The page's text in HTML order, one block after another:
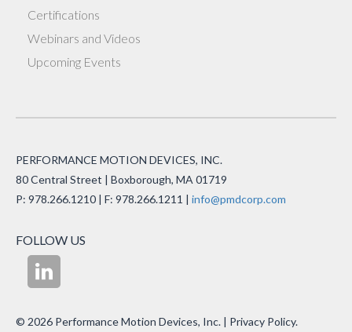
Certifications
Webinars and Videos
Upcoming Events
PERFORMANCE MOTION DEVICES, INC.
80 Central Street | Boxborough, MA 01719
P: 978.266.1210 | F: 978.266.1211 | info@pmdcorp.com
FOLLOW US
© 2026 Performance Motion Devices, Inc. | Privacy Policy.